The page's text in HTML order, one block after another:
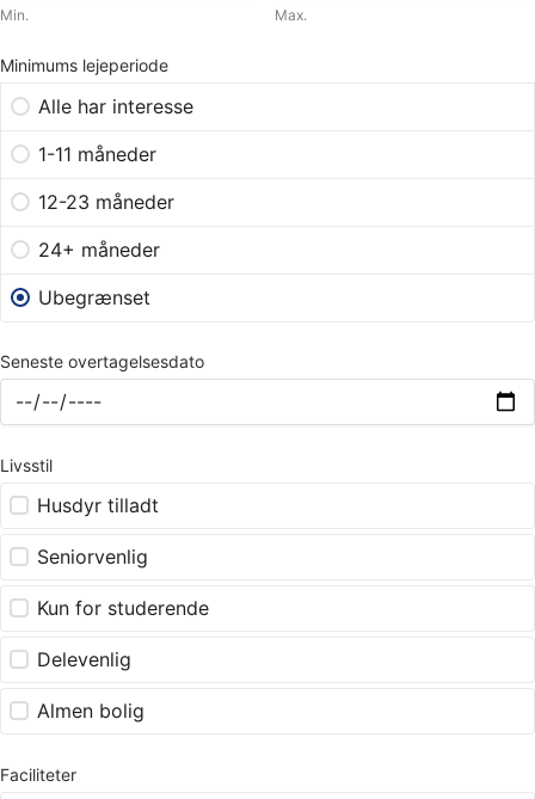
Min. Max.
Minimums lejeperiode
Alle har interesse
1-11 måneder
12-23 måneder
24+ måneder
Ubegrænset
Seneste overtagelsesdato
Livsstil
Husdyr tilladt
Seniorvenlig
Kun for studerende
Delevenlig
Almen bolig
Faciliteter